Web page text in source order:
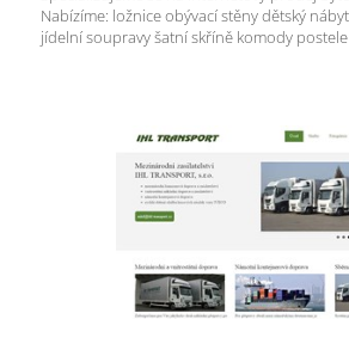
Nabízíme: ložnice obývací stěny dětský
jídelní soupravy šatní skříně komody